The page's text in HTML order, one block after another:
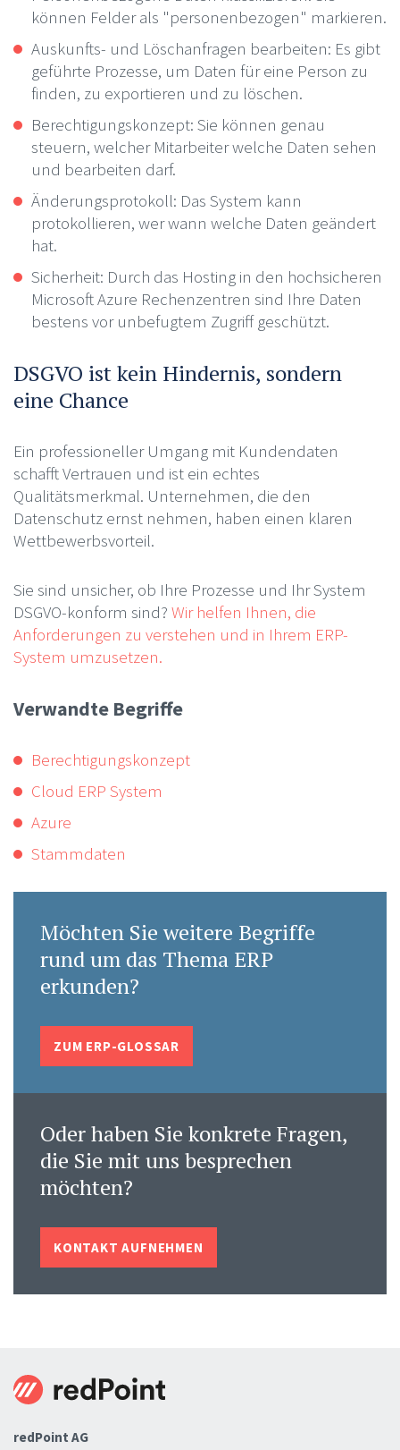
können Felder als "personenbezogen" markieren.
Auskunfts- und Löschanfragen bearbeiten: Es gibt
geführte Prozesse, um Daten für eine Person zu
finden, zu exportieren und zu löschen.
Berechtigungskonzept: Sie können genau
steuern, welcher Mitarbeiter welche Daten sehen
und bearbeiten darf.
Änderungsprotokoll: Das System kann
protokollieren, wer wann welche Daten geändert
hat.
Sicherheit: Durch das Hosting in den hochsicheren
Microsoft Azure Rechenzentren sind Ihre Daten
bestens vor unbefugtem Zugriff geschützt.
DSGVO ist kein Hindernis, sondern
eine Chance
Ein professioneller Umgang mit Kundendaten
schafft Vertrauen und ist ein echtes
Qualitätsmerkmal. Unternehmen, die den
Datenschutz ernst nehmen, haben einen klaren
Wettbewerbsvorteil.
Sie sind unsicher, ob Ihre Prozesse und Ihr System
DSGVO-konform sind? Wir helfen Ihnen, die
Anforderungen zu verstehen und in Ihrem ERP-
System umzusetzen.
Verwandte Begriffe
Berechtigungskonzept
Cloud ERP System
Azure
Stammdaten
Möchten Sie weitere Begriffe
rund um das Thema ERP
erkunden?
ZUM ERP-GLOSSAR
Oder haben Sie konkrete Fragen,
die Sie mit uns besprechen
möchten?
KONTAKT AUFNEHMEN
redPoint AG